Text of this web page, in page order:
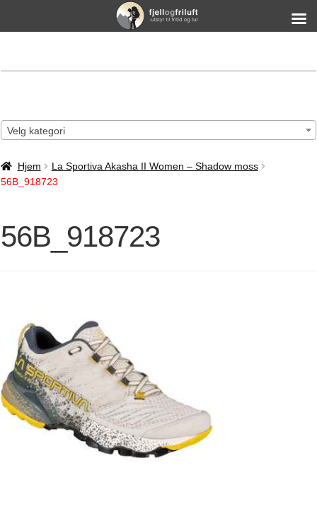
Velg kategori
Hjem
La Sportiva Akasha II Women – Shadow moss
56B_918723
56B_918723